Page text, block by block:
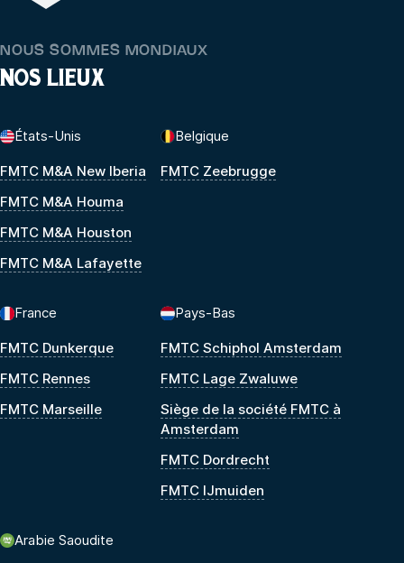
NOUS SOMMES MONDIAUX
NOS LIEUX
États-Unis
FMTC M&A New Iberia
FMTC M&A Houma
FMTC M&A Houston
FMTC M&A Lafayette
Belgique
FMTC Zeebrugge
France
FMTC Dunkerque
FMTC Rennes
FMTC Marseille
Pays-Bas
FMTC Schiphol Amsterdam
FMTC Lage Zwaluwe
Siège de la société FMTC à
Amsterdam
FMTC Dordrecht
FMTC IJmuiden
Arabie Saoudite